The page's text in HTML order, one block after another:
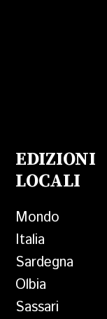
EDIZIONI
LOCALI
Mondo
Italia
Sardegna
Olbia
Sassari